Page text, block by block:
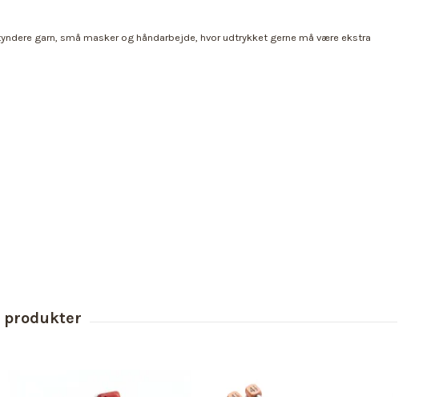
garn, små masker og håndarbejde, hvor udtrykket gerne må være ekstra